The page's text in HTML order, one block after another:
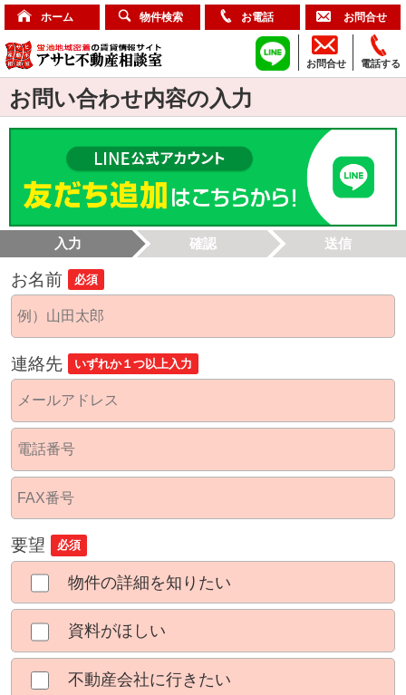
ホーム 物件検索 お電話 お問合せ
電話する
お問合せ
お問い合わせ内容の入力
入力 確認 送信
お名前 必須
連絡先 いずれか１つ以上入力
要望 必須
物件の詳細を知りたい
資料がほしい
不動産会社に行きたい